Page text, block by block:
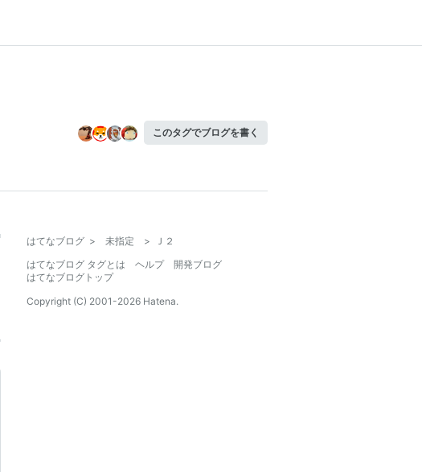
このタグでブログを書く
はてなブログ > 未指定 >
Ｊ２
はてなブログ タグとは
ヘルプ
開発ブログ
はてなブログトップ
Copyright (C) 2001-2026 Hatena.